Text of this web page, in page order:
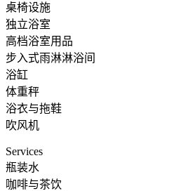
桌椅设施
独立浴室
高档浴室用品
步入式雨淋淋浴间
浴缸
体重秤
浴衣与拖鞋
吹风机
Services
瓶装水
咖啡与茶饮